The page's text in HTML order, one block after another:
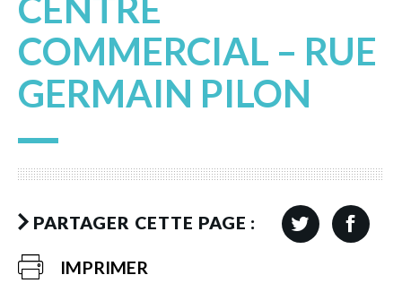
CENTRE
COMMERCIAL – RUE
GERMAIN PILON
PARTAGER CETTE PAGE :
IMPRIMER